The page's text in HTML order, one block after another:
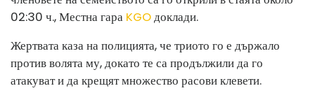
02:30 ч., Местна гара KGOдоклади.
Жертвата каза на полицията, че триото го е държало
против волята му, докато те са продължили да го
атакуват и да крещят множество расови клевети.